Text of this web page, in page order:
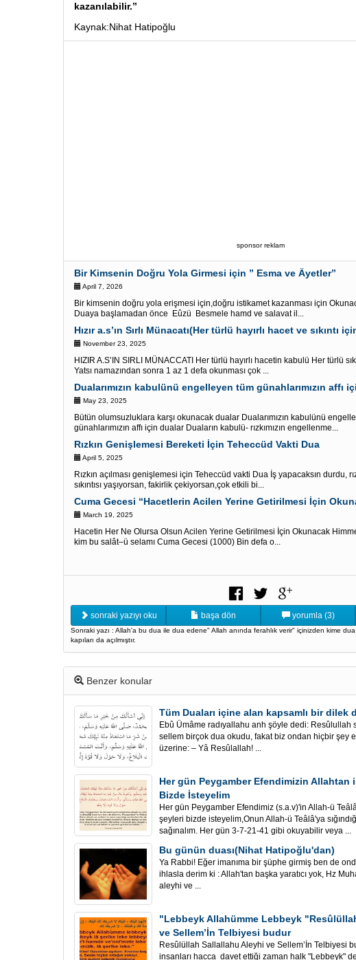
kazanılabilir.”
Kaynak:Nihat Hatipoğlu
sponsor reklam
Bir Kimsenin Doğru Yola Girmesi için ” Esma ve Âyetler”
April 7, 2026
Bir kimsenin doğru yola erişmesi için,doğru istikamet kazanması için
Duaya başlamadan önce Eûzü Besmele hamd ve salavat il...
Hızır a.s’ın Sırlı Münacatı(Her türlü hayırlı hacet ve sıkıntı
November 23, 2025
HIZIR A.S’IN SIRLI MÜNACCATI Her türlü hayırlı hacetin kabulü Her türlü
Yatsı namazından sonra 1 az 1 defa okunması çok ...
Dualarımızın kabulünü engelleyen tüm günahlarımızın affı
May 23, 2025
Bütün olumsuzluklara karşı okunacak dualar Dualarımızın kabulünü
günahlarımızın affı için dualar Duaların kabulü- rızkımızın engellenme...
Rızkın Genişlemesi Bereketi İçin Teheccüd Vakti Dua
April 5, 2025
Rızkın açılması genişlemesi için Teheccüd vakti Dua İş yapacaksın durdu,
sıkıntısı yaşıyorsan, fakirlik çekiyorsan,çok etkili bi...
March 19, 2025
Hacetin Her Ne Olursa Olsun Acilen Yerine Getirilmesi İçin Okunacak
kim bu salât–ü selamı Cuma Gecesi (1000) Bin defa o...
sonraki yazıyı oku başa dön yorumla (3)
Sonraki yazı : Allah'a bu dua ile dua edene" Allah anında ferahlık verir" içinizden kime dua
kapıları da açılmıştır.
Benzer konular
Tüm Duaları içine alan kapsamlı bir dilek
Ebû Ümâme radıyallahu anh şöyle dedi: Resûlullah
sellem birçok dua okudu, fakat biz ondan hiçbir şey
üzerine: – Yâ Resûlallah! ...
Her gün Peygamber Efendimizin Allahtan
Bizde İsteyelim
Her gün Peygamber Efendimiz (s.a.v)'in Allah-ü
şeyleri bizde isteyelim,Onun Allah-ü Teâlâ'ya
sağınalım. Her gün 3-7-21-41 gibi okuyabilir veya ...
Bu günün duası(Nihat Hatipoğlu'dan)
Ya Rabbi! Eğer imanıma bir şüphe girmiş ben de
ihlasla derim ki : Allah'tan başka yaratıcı yok, Hz
aleyhi ve ...
"Lebbeyk Allahümme Lebbeyk
ve Sellem’İn Telbiyesi budur
Resûlüllah Sallallahu Aleyhi ve Sellem’İn Telbiyesi
insanları hacca davet ettiği zaman halk "Lebbeyk"